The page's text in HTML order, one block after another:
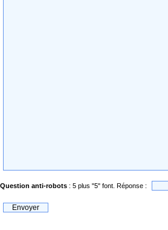
Question anti-robots : 5 plus "5" font. Réponse :